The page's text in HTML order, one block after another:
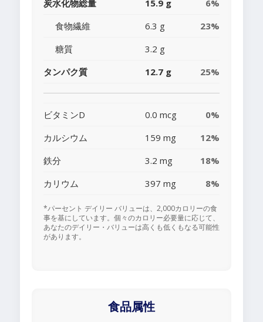
炭水化物総量 15.9 g
6%
食物繊維
6.3 g
23%
糖質
3.2 g
タンパク質
12.7 g 25%
ビタミンD 0.0 mcg
0%
カルシウム
159 mg
12%
鉄分
3.2 mg
18%
カリウム
397 mg 8%
*パーセント デイリー バリューは、2,000カロリーの食
事を基にしています。個々のカロリー必要量に応じて、
あなたのデイリー・バリューは高くも低くもなる可能性
があります。
食品属性